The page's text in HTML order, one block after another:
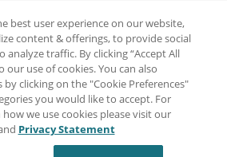
best user experience on our website,
content & offerings, to provide social
analyze traffic. By clicking “Accept All
our use of cookies. You can also
by clicking on the "Cookie Preferences"
you would like to accept. For
we use cookies please visit our
Privacy Statement